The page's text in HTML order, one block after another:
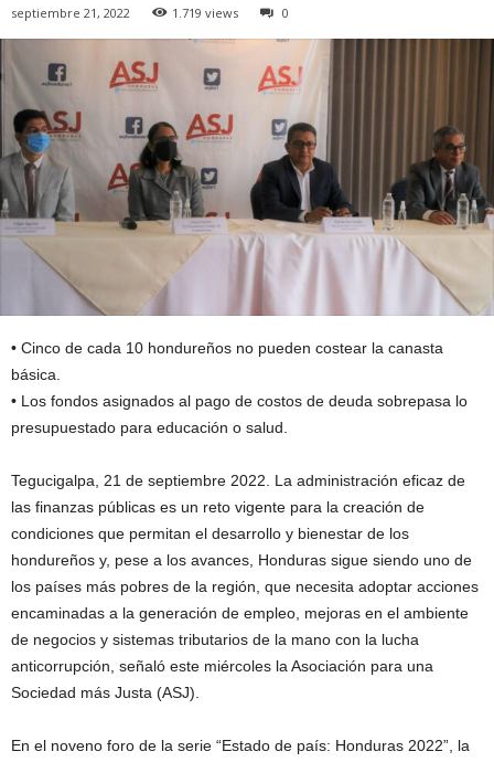
septiembre 21, 2022 1.719 views 0
• Cinco de cada 10 hondureños no pueden costear la canasta
básica.
• Los fondos asignados al pago de costos de deuda sobrepasa lo
presupuestado para educación o salud.
Tegucigalpa, 21 de septiembre 2022. La administración eficaz de
las finanzas públicas es un reto vigente para la creación de
condiciones que permitan el desarrollo y bienestar de los
hondureños y, pese a los avances, Honduras sigue siendo uno de
los países más pobres de la región, que necesita adoptar acciones
encaminadas a la generación de empleo, mejoras en el ambiente
de negocios y sistemas tributarios de la mano con la lucha
anticorrupción, señaló este miércoles la Asociación para una
Sociedad más Justa (ASJ).
En el noveno foro de la serie “Estado de país: Honduras 2022”, la